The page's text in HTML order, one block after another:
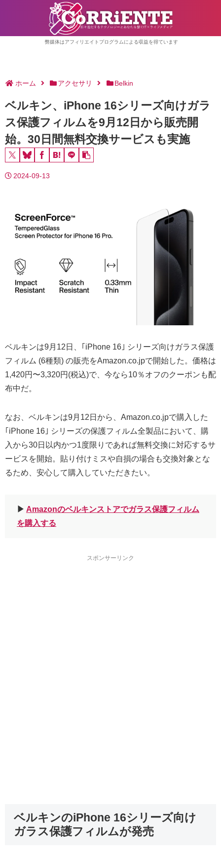
弊媒体はアフィリエイトプログラムによる収益を得ています
ホーム アクセサリ Belkin
ベルキン、iPhone 16シリーズ向けガラ
ス保護フィルムを9月12日から販売開
始。30日間無料交換サービスも実施
2024-09-13
ベルキンは9月12日、｢iPhone 16｣ シリーズ向けガラス保護
フィルム (6種類) の販売をAmazon.co.jpで開始した。価格は
1,420円〜3,320円(税込)で、今なら10％オフのクーポンも配
布中だ。
なお、ベルキンは9月12日から、Amazon.co.jpで購入した
｢iPhone 16｣ シリーズの保護フィルム全製品において、購
入から30日以内かつ1度限りであれば無料交換に対応するサ
ービスを開始。貼り付けミスや自損の場合も交換対象とな
るため、安心して購入していただきたい。
▶︎ Amazonのベルキンストアでガラス保護フィルム
を購入する
スポンサーリンク
ベルキンのiPhone 16シリーズ向け
ガラス保護フィルムが発売